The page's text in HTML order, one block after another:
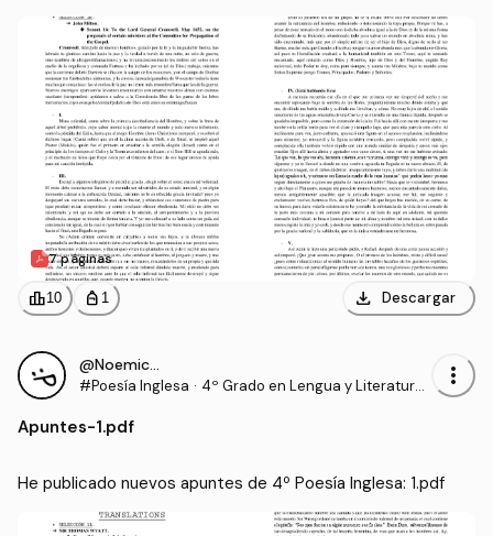
7 páginas
leaderboard10 personal_bag 1 download Descargar
@Noemicons
#Poesía Inglesa · 4º Grado en Lengua y Literatura I
more_vert
Apuntes-1.pdf
He publicado nuevos apuntes de 4º Poesía Inglesa: 1.pdf